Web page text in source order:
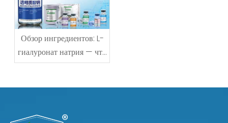
Обзор ингредиентов: L-
гиалуронат натрия — что
на самом деле означает